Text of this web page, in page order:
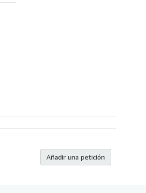
Añadir una petición